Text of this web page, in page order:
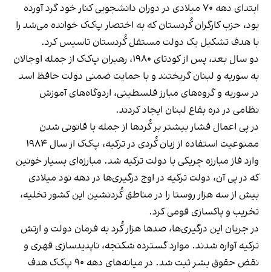
ابتدای دهه ۷۰ میلادی در دوران دانشجویی کنار خود گرد آورده
بود، حزب کارگران کُردستان که به اختصار پ‌ک‌ک خوانده می‌شد را
با هدف تشکیل یک دولت مستقل کُردستان تاسیس کرد.
دو سال بعد، پس از کودتای ۱۹۸۰، رهبران پ‌ک‌ک از جمله اوجالان
به سوریه و لبنان گریختند و با حمایت ضمنی دولت حافظ اسد
در سوریه و گروه‌های مبارز فلسطینی، اردوگاه‌های آموزش
نظامی در دره بقاع لبنان ایجاد کردند.
در پی اعمال فشار بیشتر بر کُردها از جمله با قانونی شدن
ممنوعیت استفاده از زبان کُردی در ترکیه، پ‌ک‌ک از سال ۱۹۸۴
وارد فاز مبارزه چریکی با دولت ترکیه شد. مبارزه‌ای بسیار خونین
که در پی آن، دولت ترکیه در اوج درگیری‌ها در دهه نود میلادی
بیش از سه هزار روستا را در مناطق کُردنشین این کشور تخلیه،
تخریب و پاکسازی قومی کرد.
در جریان این درگیری‌ها، صدها هزار کُرد به فرمان دولت و ارتش
ترکیه آواره شدند. موارد گسترده شکنجه، ناپدیدسازی قهری و
نقض حقوق بشر ثبت شد. در میانه‌های دهه ۹۰ پ‌ک‌ک هدف